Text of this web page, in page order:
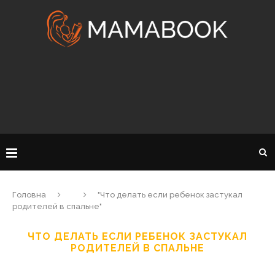
Головна
"Что делать если ребенок застукал
родителей в спальне"
ЧТО ДЕЛАТЬ ЕСЛИ РЕБЕНОК ЗАСТУКАЛ
РОДИТЕЛЕЙ В СПАЛЬНЕ